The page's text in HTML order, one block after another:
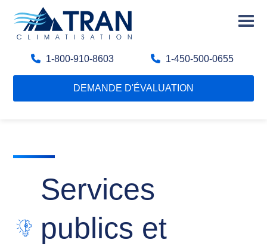
1-800-910-8603 1-450-500-0655
DEMANDE D'ÉVALUATION
Services
publics et